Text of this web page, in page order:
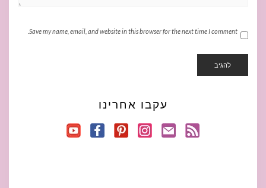
Save my name, email, and website in this browser for the next time I comment.
עקבו אחרינו